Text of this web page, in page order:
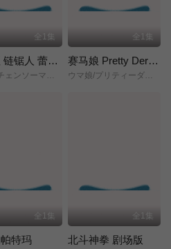
全1集
剧场版 链锯人 蕾塞篇(正式版)
全1集
赛马娘 Pretty Derby 新时代之门
全1集
特玛
全1集
北斗神拳 剧场版